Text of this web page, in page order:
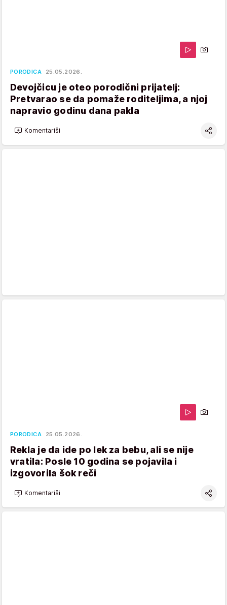
PORODICA 25.05.2026.
Devojčicu je oteo porodični prijatelj:
Pretvarao se da pomaže roditeljima, a njoj
napravio godinu dana pakla
Komentariši
PORODICA 25.05.2026.
Rekla je da ide po lek za bebu, ali se nije
vratila: Posle 10 godina se pojavila i
izgovorila šok reči
Komentariši